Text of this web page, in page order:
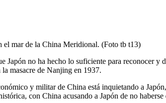
el mar de la China Meridional. (Foto tb t13)
Japón no ha hecho lo suficiente para reconocer y
masacre de Nanjing en 1937.
y militar de China está inquietando a
con China acusando a Japón de no